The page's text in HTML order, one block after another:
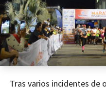
Tras varios incidentes de